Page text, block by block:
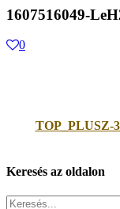
1607516049-
0
TOP_PLUSZ-
Keresés az oldalon
Search